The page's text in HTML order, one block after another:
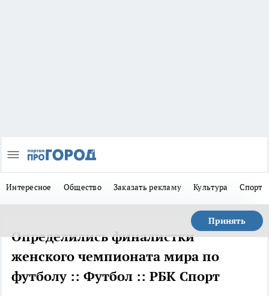
Интересное Общество Заказать рекламу Культура Спорт
Принять
Определились финалистки
женского чемпионата мира по
футболу :: Футбол :: РБК Спорт